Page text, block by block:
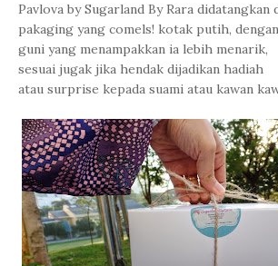
Pavlova by Sugarland By Rara didatangkan
pakaging yang comels! kotak putih,
guni yang menampakkan ia lebih menarik,
sesuai jugak jika hendak dijadikan hadiah
atau surprise kepada suami atau kawan